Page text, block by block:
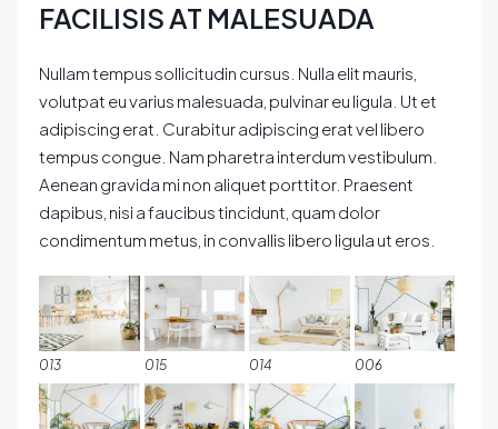
FACILISIS AT MALESUADA
Nullam tempus sollicitudin cursus. Nulla elit mauris,
volutpat eu varius malesuada, pulvinar eu ligula. Ut et
adipiscing erat. Curabitur adipiscing erat vel libero
tempus congue. Nam pharetra interdum vestibulum.
Aenean gravida mi non aliquet porttitor. Praesent
dapibus, nisi a faucibus tincidunt, quam dolor
condimentum metus, in convallis libero ligula ut eros.
013 015 014 006